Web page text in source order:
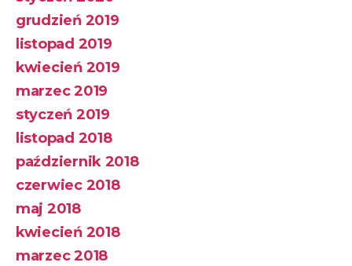
grudzień 2019
listopad 2019
kwiecień 2019
marzec 2019
styczeń 2019
listopad 2018
październik 2018
czerwiec 2018
maj 2018
kwiecień 2018
marzec 2018